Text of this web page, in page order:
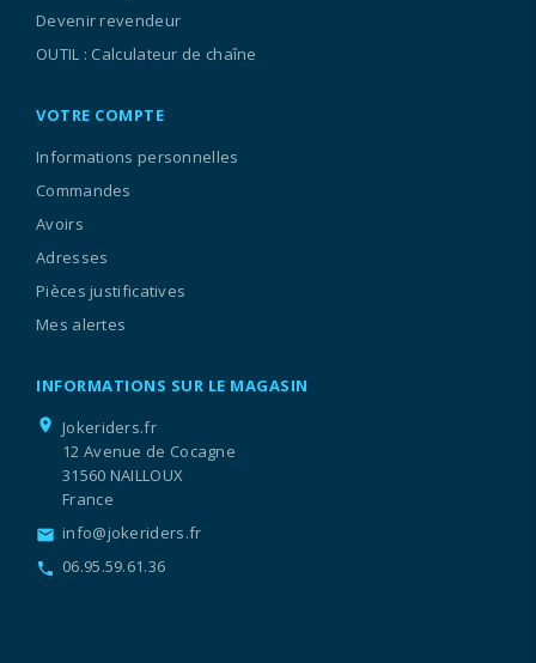
Devenir revendeur
OUTIL : Calculateur de chaîne
VOTRE COMPTE
Informations personnelles
Commandes
Avoirs
Adresses
Pièces justificatives
Mes alertes
INFORMATIONS SUR LE MAGASIN
location_on
Jokeriders.fr
12 Avenue de Cocagne
31560 NAILLOUX
France
email info@jokeriders.fr
call 06.95.59.61.36